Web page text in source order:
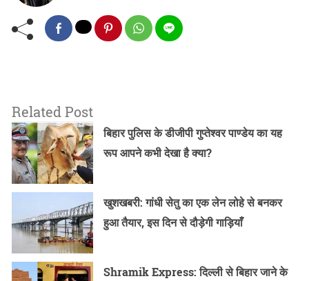
Related Post
बिहार पुलिस के डीजीपी गुप्तेश्वर पाण्डेय का यह
रूप आपने कभी देखा है क्या?
खुशखबरी: गांधी सेतु का एक लेन लोहे से बनकर
हुआ तैयार, इस दिन से दौड़ेगी गाड़ियाँ
Shramik Express: दिल्ली से बिहार जाने के